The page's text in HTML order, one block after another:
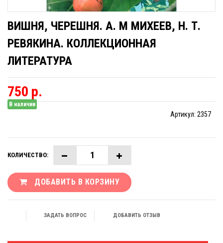
ВИШНЯ, ЧЕРЕШНЯ. А. М МИХЕЕВ, Н. Т.
РЕВЯКИНА. КОЛЛЕКЦИОННАЯ
ЛИТЕРАТУРА
750 р.
В наличии
Артикул: 2357
КОЛИЧЕСТВО:
ДОБАВИТЬ В КОРЗИНУ
ЗАДАТЬ ВОПРОС ДОБАВИТЬ ОТЗЫВ